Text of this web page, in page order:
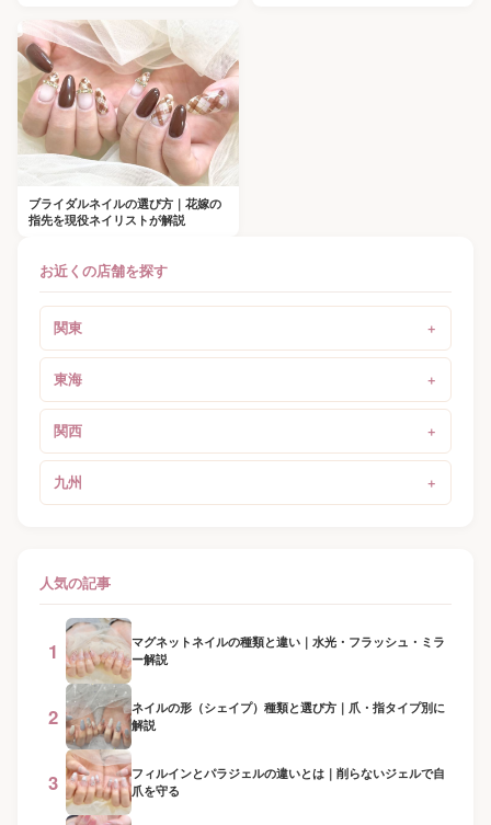
ブライダルネイルの選び方｜花嫁の
指先を現役ネイリストが解説
お近くの店舗を探す
関東
東海
関西
九州
人気の記事
1
マグネットネイルの種類と違い｜水光・フラッシュ・ミラ
ー解説
2
ネイルの形（シェイプ）種類と選び方｜爪・指タイプ別に
解説
3
フィルインとパラジェルの違いとは｜削らないジェルで自
爪を守る